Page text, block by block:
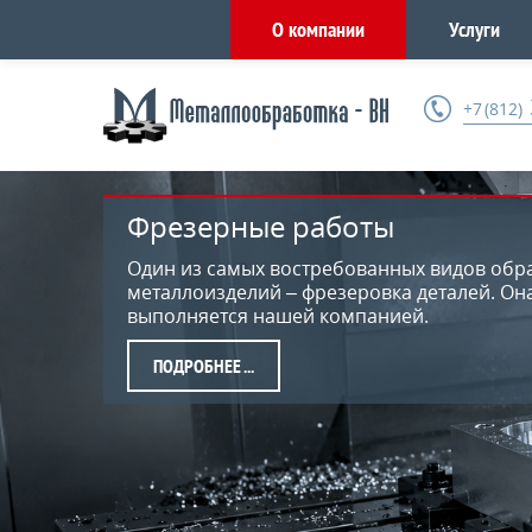
О компании Услуги
+7 (812)
Фрезерные работы
Один из самых востребованных видов
металлоизделий – фрезеровка деталей.
выполняется нашей компанией.
ПОДРОБНЕЕ ...
Шлифовальные работы по
Компания «Металлообработка — ВН»
шлифовки изделий. Работы
изделий тонкого слоя металла ...
ПОДРОБНЕЕ ...